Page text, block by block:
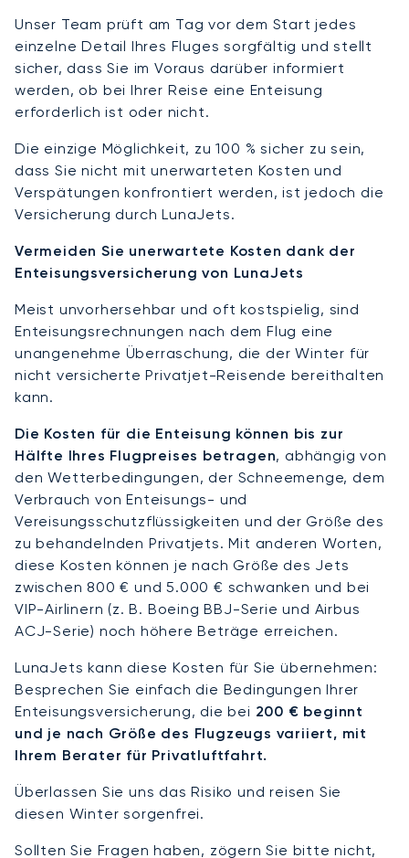
Unser Team prüft am Tag vor dem Start jedes
einzelne Detail Ihres Fluges sorgfältig und stellt
sicher, dass Sie im Voraus darüber informiert
werden, ob bei Ihrer Reise eine Enteisung
erforderlich ist oder nicht.
Die einzige Möglichkeit, zu 100 % sicher zu sein,
dass Sie nicht mit unerwarteten Kosten und
Verspätungen konfrontiert werden, ist jedoch die
Versicherung durch LunaJets.
Vermeiden Sie unerwartete Kosten dank der
Enteisungsversicherung von LunaJets
Meist unvorhersehbar und oft kostspielig, sind
Enteisungsrechnungen nach dem Flug eine
unangenehme Überraschung, die der Winter für
nicht versicherte Privatjet-Reisende bereithalten
kann.
Die Kosten für die Enteisung können bis zur
Hälfte Ihres Flugpreises betragen, abhängig von
den Wetterbedingungen, der Schneemenge, dem
Verbrauch von Enteisungs- und
Vereisungsschutzflüssigkeiten und der Größe des
zu behandelnden Privatjets. Mit anderen Worten,
diese Kosten können je nach Größe des Jets
zwischen 800 € und 5.000 € schwanken und bei
VIP-Airlinern (z. B. Boeing BBJ-Serie und Airbus
ACJ-Serie) noch höhere Beträge erreichen.
LunaJets kann diese Kosten für Sie übernehmen:
Besprechen Sie einfach die Bedingungen Ihrer
Enteisungsversicherung, die bei 200 € beginnt
und je nach Größe des Flugzeugs variiert, mit
Ihrem Berater für Privatluftfahrt.
Überlassen Sie uns das Risiko und reisen Sie
diesen Winter sorgenfrei.
Sollten Sie Fragen haben, zögern Sie bitte nicht,